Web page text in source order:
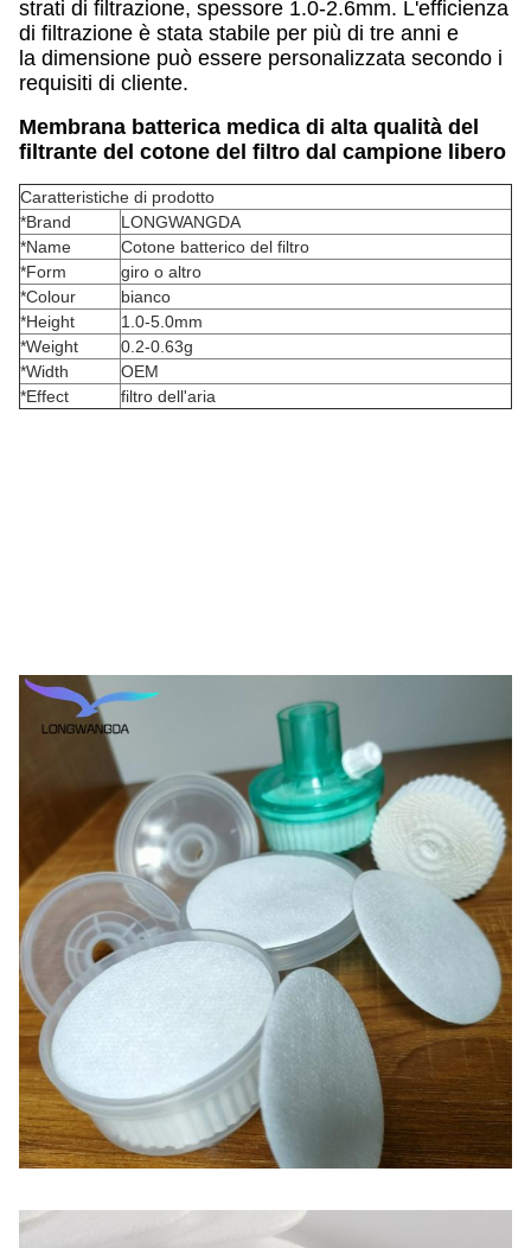
strati di filtrazione, spessore 1.0-2.6mm. L'efficienza
di filtrazione è stata stabile per più di tre anni e
la dimensione può essere personalizzata secondo i
requisiti di cliente.
Membrana batterica medica di alta qualità del
filtrante del cotone del filtro dal campione libero
Caratteristiche di prodotto
*Brand
LONGWANGDA
*Name
Cotone batterico del filtro
*Form
giro o altro
*Colour
bianco
*Height
1.0-5.0mm
*Weight
0.2-0.63g
*Width
OEM
*Effect
filtro dell'aria